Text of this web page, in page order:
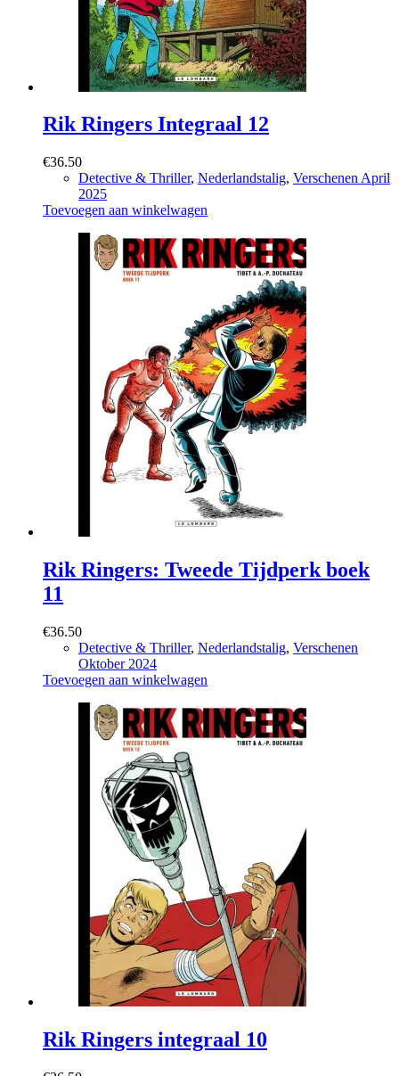
Rik Ringers Integraal 12
€36.50
Detective & Thriller, Nederlandstalig, Verschenen April
2025
Toevoegen aan winkelwagen
Rik Ringers: Tweede Tijdperk boek
11
€36.50
Detective & Thriller, Nederlandstalig, Verschenen
Oktober 2024
Toevoegen aan winkelwagen
Rik Ringers integraal 10